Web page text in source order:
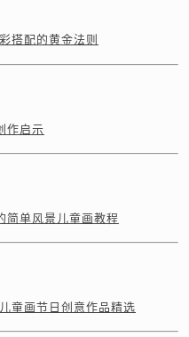
搭配的黄金法则
作启示
简单风景儿童画教程
童画节日创意作品精选